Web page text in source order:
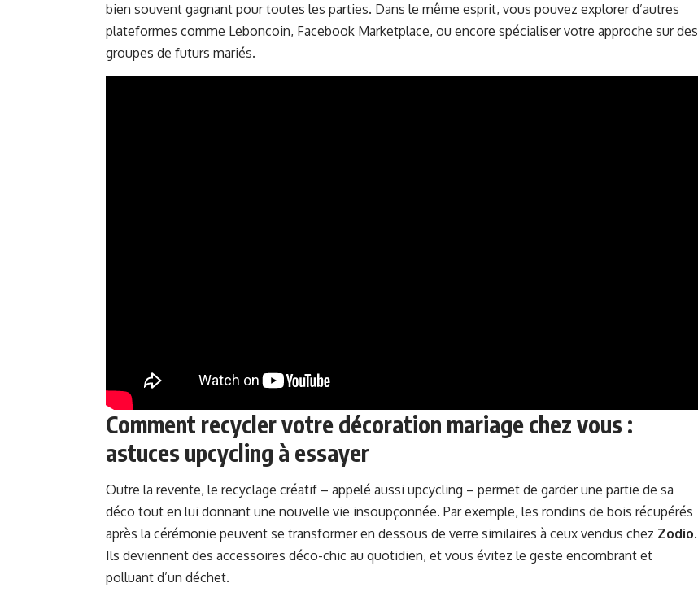
bien souvent gagnant pour toutes les parties. Dans le même esprit, vous pouvez explorer d’autres
plateformes comme Leboncoin, Facebook Marketplace, ou encore spécialiser votre approche sur des
groupes de futurs mariés.
Comment recycler votre décoration mariage chez vous :
astuces upcycling à essayer
Outre la revente, le recyclage créatif – appelé aussi upcycling – permet de garder une partie de sa
déco tout en lui donnant une nouvelle vie insoupçonnée. Par exemple, les rondins de bois récupérés
après la cérémonie peuvent se transformer en dessous de verre similaires à ceux vendus chez Zodio.
Ils deviennent des accessoires déco-chic au quotidien, et vous évitez le geste encombrant et
polluant d’un déchet.